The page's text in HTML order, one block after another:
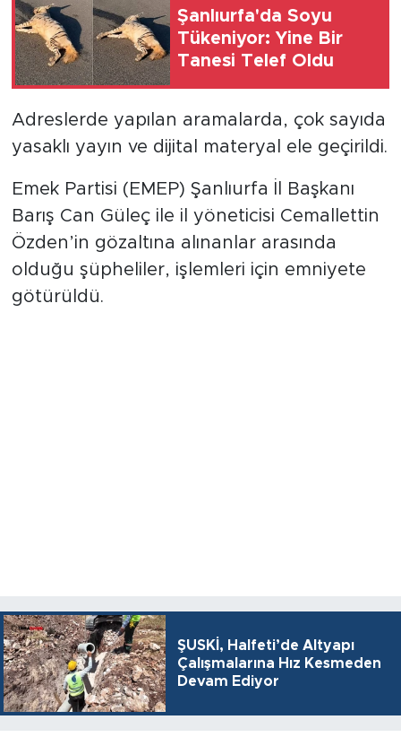
Şanlıurfa'da Soyu
Tükeniyor: Yine Bir
Tanesi Telef Oldu
Adreslerde yapılan aramalarda, çok sayıda
yasaklı yayın ve dijital materyal ele geçirildi.
Emek Partisi (EMEP) Şanlıurfa İl Başkanı
Barış Can Güleç ile il yöneticisi Cemallettin
Özden’in gözaltına alınanlar arasında
olduğu şüpheliler, işlemleri için emniyete
götürüldü.
ŞUSKİ, Halfeti’de Altyapı
Çalışmalarına Hız Kesmeden
Devam Ediyor